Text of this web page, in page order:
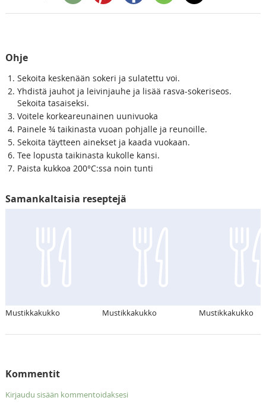
Ohje
Sekoita keskenään sokeri ja sulatettu voi.
Yhdistä jauhot ja leivinjauhe ja lisää rasva-sokeriseos.
Sekoita tasaiseksi.
Voitele korkeareunainen uunivuoka
Painele ¾ taikinasta vuoan pohjalle ja reunoille.
Sekoita täytteen ainekset ja kaada vuokaan.
Tee lopusta taikinasta kukolle kansi.
Paista kukkoa 200°C:ssa noin tunti
Samankaltaisia reseptejä
Mustikkakukko Mustikkakukko Mustikkakukko
Kommentit
Kirjaudu sisään kommentoidaksesi